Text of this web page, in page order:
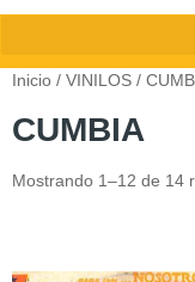
Inicio / VINILOS /
CUMBIA
Mostrando 1–12 de 14